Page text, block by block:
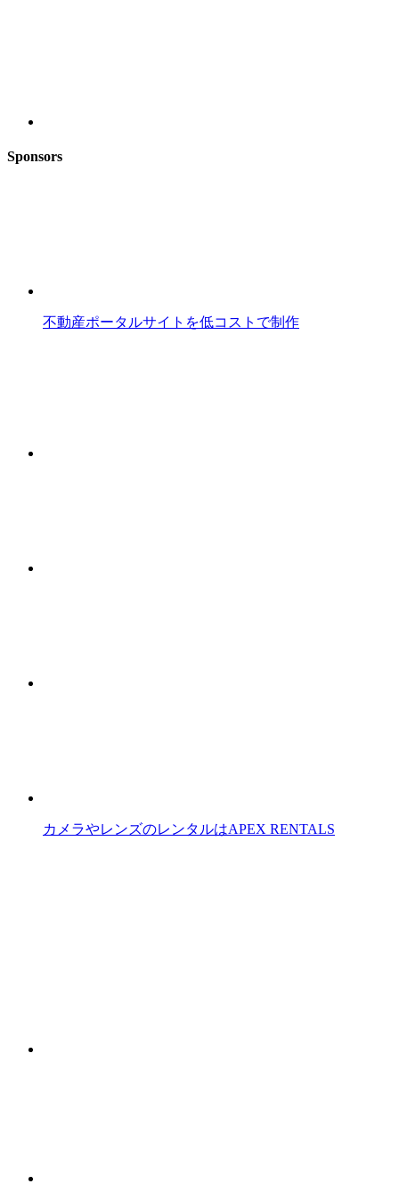
Sponsors
不動産ポータルサイトを低コストで制作
カメラやレンズのレンタルはAPEX RENTALS